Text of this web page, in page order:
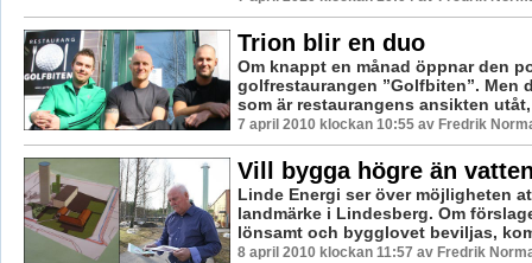
Trion blir en duo
Om knappt en månad öppnar den
golfrestaurangen ”Golfbiten”. Men
som är restaurangens ansikten
7 april 2010 klockan 10:55 av Fredrik
Vill bygga högre än
Linde Energi ser över möjligheten
landmärke i Lindesberg. Om
lönsamt och bygglovet beviljas,
8 april 2010 klockan 11:57 av Fredrik